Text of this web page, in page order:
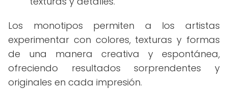
Los monotipos permiten a los artistas
experimentar con colores, texturas y formas
de una manera creativa y espontánea,
ofreciendo resultados sorprendentes y
originales en cada impresión.